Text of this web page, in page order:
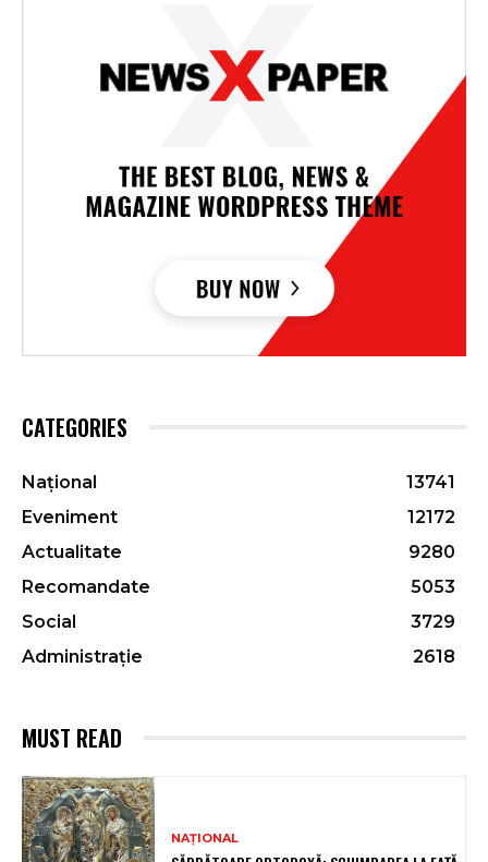
CATEGORIES
Național
13741
Eveniment
12172
Actualitate
9280
Recomandate
5053
Social
3729
Administrație
2618
MUST READ
NAȚIONAL